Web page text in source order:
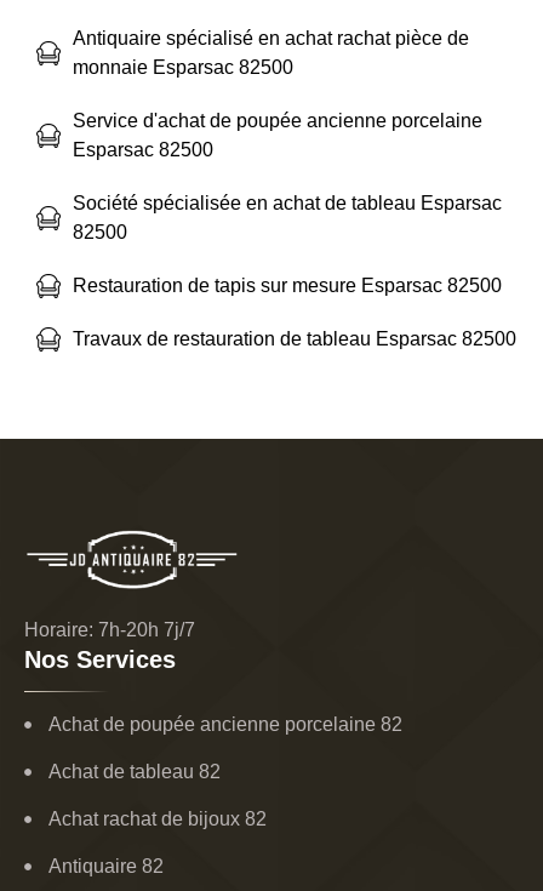
Antiquaire spécialisé en achat rachat pièce de
monnaie Esparsac 82500
Service d'achat de poupée ancienne porcelaine
Esparsac 82500
Société spécialisée en achat de tableau Esparsac
82500
Restauration de tapis sur mesure Esparsac 82500
Travaux de restauration de tableau Esparsac 82500
Horaire: 7h-20h 7j/7
Nos Services
Achat de poupée ancienne porcelaine 82
Achat de tableau 82
Achat rachat de bijoux 82
Antiquaire 82